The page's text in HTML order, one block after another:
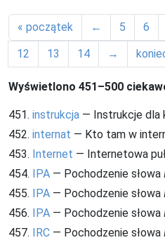
« początek ← 5 6
12
13 14 →
Wyświetlono 451–500
451. instrukcja — Instrukcje dla
452. internat — Kto tam w
453. Internet — Internetowa
454. IPA — Pochodzenie słowa
455. IPA — Pochodzenie słowa
456. IPA — Pochodzenie słowa
457. IRC — Pochodzenie słowa